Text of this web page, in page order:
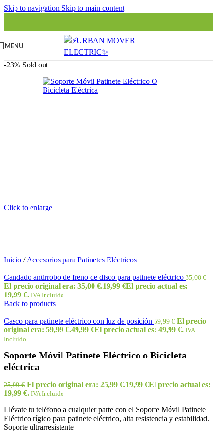
Skip to navigation Skip to main content
MENU
-23% Sold out
Click to enlarge
Inicio / Accesorios para Patinetes Eléctricos
Candado antirrobo de freno de disco para patinete eléctrico 35,00€
El precio original era: 35,00 €.19,99 €El precio actual es:
19,99 €. IVA Incluido
Back to products
Casco para patinete eléctrico con luz de posición 59,99€ El precio
original era: 59,99 €.49,99 €El precio actual es: 49,99 €. IVA
Incluido
Soporte Móvil Patinete Eléctrico o Bicicleta
eléctrica
25,99€ El precio original era: 25,99 €.19,99 €El precio actual es:
19,99 €. IVA Incluido
Llévate tu teléfono a cualquier parte con el Soporte Móvil Patinete
Eléctrico rígido para patinete eléctrico, alta resistencia y estabilidad.
Soporte ultrarresistente